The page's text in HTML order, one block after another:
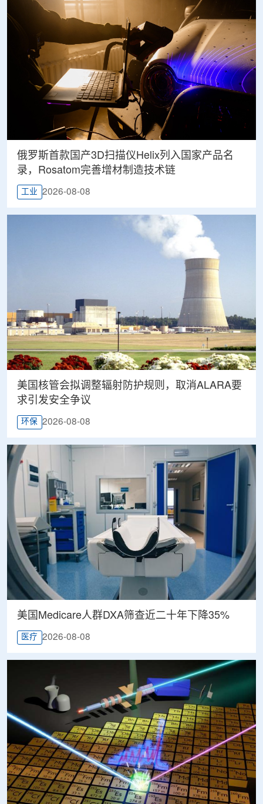
俄罗斯首款国产3D扫描仪Helix列入国家产品名
录，Rosatom完善增材制造技术链
工业 2026-08-08
美国核管会拟调整辐射防护规则，取消ALARA要
求引发安全争议
环保 2026-08-08
美国Medicare人群DXA筛查近二十年下降35%
医疗 2026-08-08